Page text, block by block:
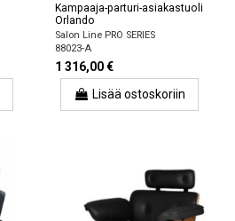
Kampaaja-parturi-asiakastuoli
Orlando
Salon Line PRO SERIES
88023-A
1 316,00 €
Lisää ostoskoriin